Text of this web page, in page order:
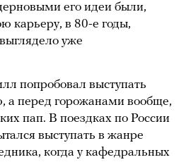
его идеи были,
карьеру, в 80-е годы,
уже
попробовал выступать
а перед горожанами вообще,
пап. В поездках по России
выступать в жанре
когда у кафедральных